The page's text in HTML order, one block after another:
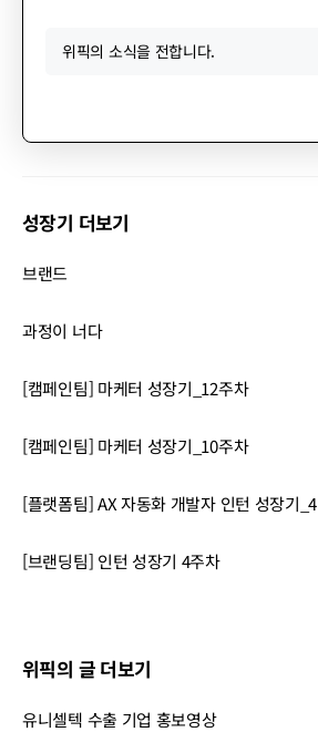
위픽의 소식을 전합니다.
위픽의 글 더보기
유니셀텍 수출 기업 홍보영상
성장기 더보기
브랜드
과정이 너다
[캠페인팀] 마케터 성장기_12주차
[캠페인팀] 마케터 성장기_10주차
[플랫폼팀] AX 자동화 개발자 인턴 성장기_4
[브랜딩팀] 인턴 성장기 4주차